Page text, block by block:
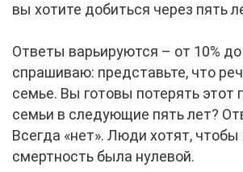
вы хотите добиться через пять
Ответы варьируются – от 10% до
спрашиваю: представьте, что
семье. Вы готовы потерять этот
семьи в следующие пять лет?
Всегда «нет». Люди хотят, чтобы
смертность была нулевой.